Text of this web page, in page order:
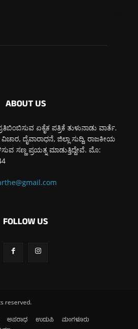
ABOUT US
ಏಕೈಕ ಪತ್ರಿಕೆ ತುಳುನಾಡು ವಾರ್ತೆ.
ದೈವಾರಾಧನೆ, ಜಿಲ್ಲಾ ಸುದ್ದಿ, ರಾಜಕೀಯ
ಸಣ್ಣ ಪ್ರಯತ್ನ ಮಾಡುತ್ತಿದ್ದೇವೆ. ಮೊ:
FOLLOW US
reserved.
ಅಪರಾಧ ಉಡುಪಿ
ಮಂಗಳೂರು